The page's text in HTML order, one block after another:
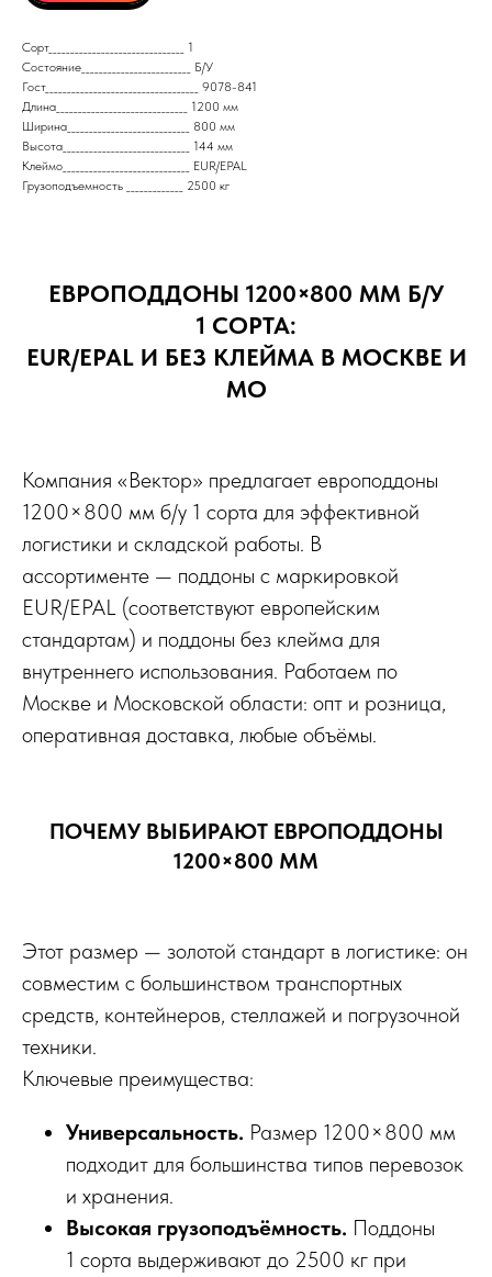
Сорт_______________________________ 1
Состояние_________________________ Б/У
Гост___________________________________ 9078-841
Длина______________________________ 1200 мм
Ширина____________________________ 800 мм
Высота_____________________________ 144 мм
Клеймо_____________________________ EUR/EPAL
Грузоподъемность _____________ 2500 кг
ЕВРОПОДДОНЫ 1200×800 ММ Б/У
1 СОРТА:
EUR/EPAL И БЕЗ КЛЕЙМА В МОСКВЕ И
МО
Компания «Вектор» предлагает европоддоны
1200×800 мм б/у 1 сорта для эффективной
логистики и складской работы. В
ассортименте — поддоны с маркировкой
EUR/EPAL (соответствуют европейским
стандартам) и поддоны без клейма для
внутреннего использования. Работаем по
Москве и Московской области: опт и розница,
оперативная доставка, любые объёмы.
ПОЧЕМУ ВЫБИРАЮТ ЕВРОПОДДОНЫ
1200×800 ММ
Этот размер — золотой стандарт в логистике: он
совместим с большинством транспортных
средств, контейнеров, стеллажей и погрузочной
техники.
Ключевые преимущества:
Универсальность. Размер 1200×800 мм
подходит для большинства типов перевозок
и хранения.
Высокая грузоподъёмность. Поддоны
1 сорта выдерживают до 2500 кг при